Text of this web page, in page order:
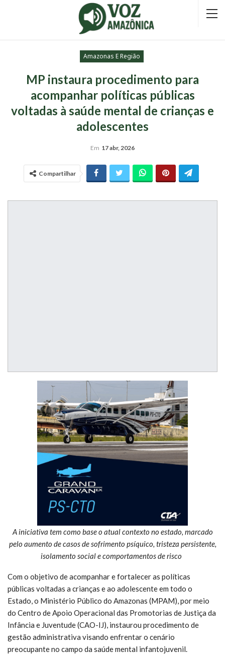
Amazonas E Região
MP instaura procedimento para
acompanhar políticas públicas
voltadas à saúde mental de crianças e
adolescentes
Em 17 abr, 2026
Compartilhar
A iniciativa tem como base o atual contexto no estado, marcado
pelo aumento de casos de sofrimento psíquico, tristeza persistente,
isolamento social e comportamentos de risco
Com o objetivo de acompanhar e fortalecer as políticas
públicas voltadas a crianças e ao adolescente em todo o
Estado, o Ministério Público do Amazonas (MPAM), por meio
do Centro de Apoio Operacional das Promotorias de Justiça da
Infância e Juventude (CAO-IJ), instaurou procedimento de
gestão administrativa visando enfrentar o cenário
preocupante no campo da saúde mental infantojuvenil.